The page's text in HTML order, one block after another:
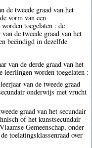
de tweede graad van het
vorm van een
toegelaten : de
de tweede graad van het
beëindigd in dezelfde
van de derde graad van het
leerlingen worden toegelaten :
van de tweede graad
onderwijs met vrucht
graad van het secundair
of het kunstsecundair
Gemeenschap, onder
toelatingsklassenraad over